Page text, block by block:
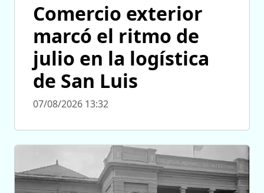
Comercio exterior
marcó el ritmo de
julio en la logística
de San Luis
07/08/2026 13:32